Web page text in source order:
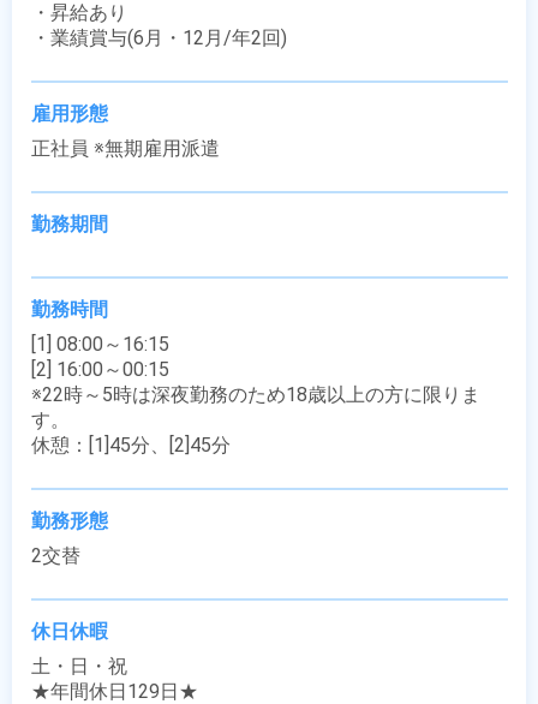
・昇給あり
・業績賞与(6月・12月/年2回)
雇用形態
正社員 ※無期雇用派遣
勤務期間
勤務時間
[1] 08:00～16:15
[2] 16:00～00:15
※22時～5時は深夜勤務のため18歳以上の方に限りま
す。
休憩：[1]45分、[2]45分
勤務形態
2交替
休日休暇
土・日・祝
★年間休日129日★